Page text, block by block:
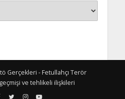
Gerçekleri - Fetullahçı Terör
ve tehlikeli ilişkileri